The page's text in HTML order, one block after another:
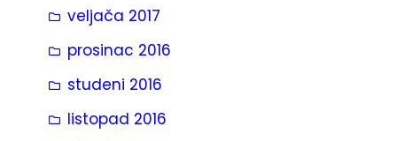
veljača 2017
prosinac 2016
studeni 2016
listopad 2016